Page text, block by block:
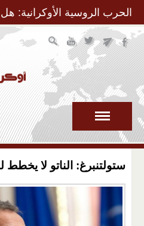
Navigation
الحرب الروسية الأوكرانية:
ستولتنبرغ: الناتو لا يخطط